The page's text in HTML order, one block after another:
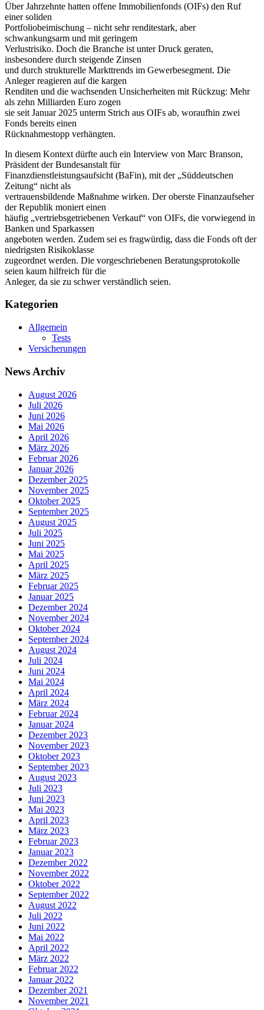
Über Jahrzehnte hatten offene Immobilienfonds (OIFs) den Ruf
einer soliden
Portfoliobeimischung – nicht sehr renditestark, aber
schwankungsarm und mit geringem
Verlustrisiko. Doch die Branche ist unter Druck geraten,
insbesondere durch steigende Zinsen
und durch strukturelle Markttrends im Gewerbesegment. Die
Anleger reagieren auf die kargen
Renditen und die wachsenden Unsicherheiten mit Rückzug: Mehr
als zehn Milliarden Euro zogen
sie seit Januar 2025 unterm Strich aus OIFs ab, woraufhin zwei
Fonds bereits einen
Rücknahmestopp verhängten.
In diesem Kontext dürfte auch ein Interview von Marc Branson,
Präsident der Bundesanstalt für
Finanzdienstleistungsaufsicht (BaFin), mit der „Süddeutschen
Zeitung“ nicht als
vertrauensbildende Maßnahme wirken. Der oberste Finanzaufseher
der Republik moniert einen
häufig „vertriebsgetriebenen Verkauf“ von OIFs, die vorwiegend in
Banken und Sparkassen
angeboten werden. Zudem sei es fragwürdig, dass die Fonds oft der
niedrigsten Risikoklasse
zugeordnet werden. Die vorgeschriebenen Beratungsprotokolle
seien kaum hilfreich für die
Anleger, da sie zu schwer verständlich seien.
Kategorien
Allgemein
Tests
Versicherungen
News Archiv
August 2026
Juli 2026
Juni 2026
Mai 2026
April 2026
März 2026
Februar 2026
Januar 2026
Dezember 2025
November 2025
Oktober 2025
September 2025
August 2025
Juli 2025
Juni 2025
Mai 2025
April 2025
März 2025
Februar 2025
Januar 2025
Dezember 2024
November 2024
Oktober 2024
September 2024
August 2024
Juli 2024
Juni 2024
Mai 2024
April 2024
März 2024
Februar 2024
Januar 2024
Dezember 2023
November 2023
Oktober 2023
September 2023
August 2023
Juli 2023
Juni 2023
Mai 2023
April 2023
März 2023
Februar 2023
Januar 2023
Dezember 2022
November 2022
Oktober 2022
September 2022
August 2022
Juli 2022
Juni 2022
Mai 2022
April 2022
März 2022
Februar 2022
Januar 2022
Dezember 2021
November 2021